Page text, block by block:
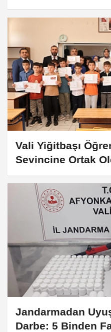
Olarak Duygulandı
Vali Yiğitbaşı
Sevincine Ortak
Jandarmadan
Darbe: 5 Binden